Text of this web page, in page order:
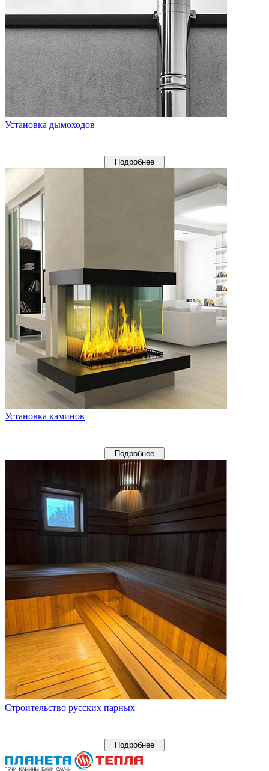
Установка дымоходов
Подробнее
Установка каминов
Подробнее
Строительство русских парных
Подробнее